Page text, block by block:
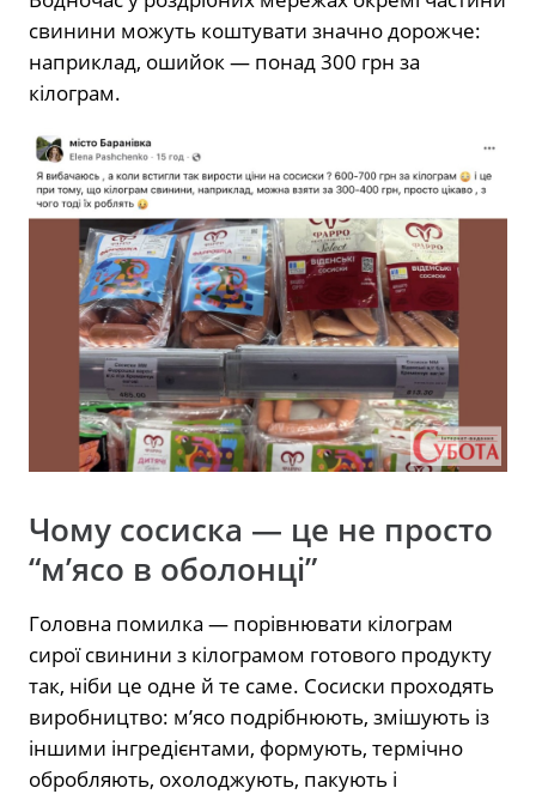
свинини можуть коштувати значно дорожче:
наприклад, ошийок — понад 300 грн за
кілограм.
Чому сосиска — це не просто
“м’ясо в оболонці”
Головна помилка — порівнювати кілограм
сирої свинини з кілограмом готового продукту
так, ніби це одне й те саме. Сосиски проходять
виробництво: м’ясо подрібнюють, змішують із
іншими інгредієнтами, формують, термічно
обробляють, охолоджують, пакують і